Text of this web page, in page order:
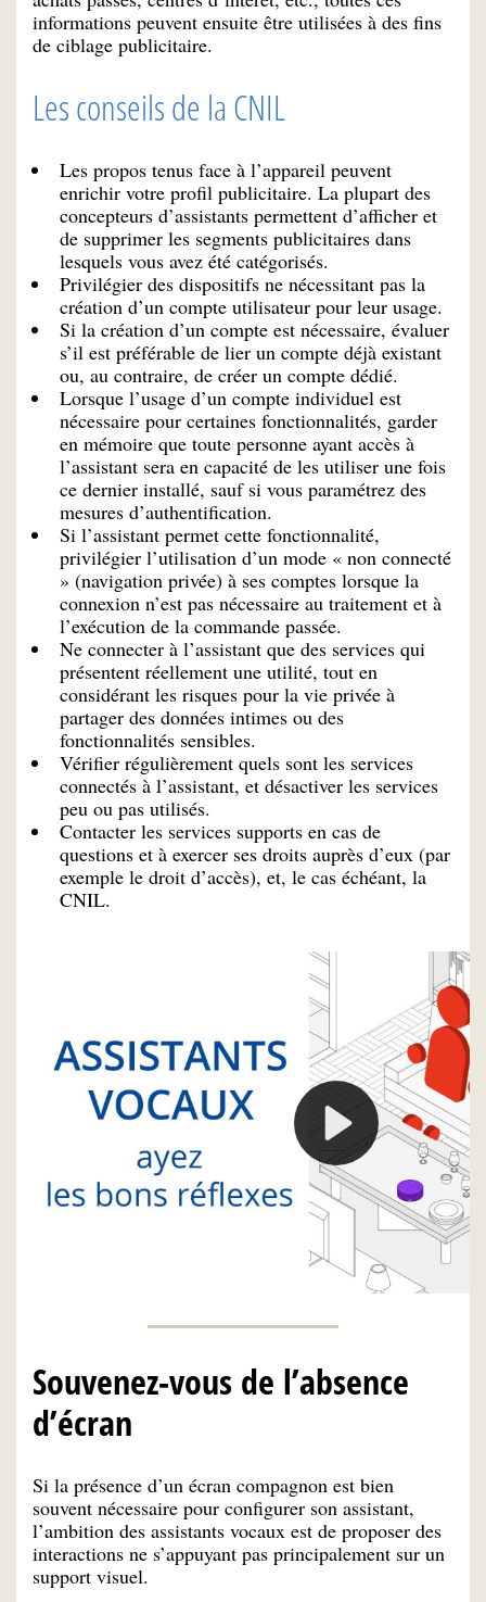
informations peuvent ensuite être utilisées à des fins
de ciblage publicitaire.
Les conseils de la CNIL
Les propos tenus face à l’appareil peuvent
enrichir votre profil publicitaire. La plupart des
concepteurs d’assistants permettent d’afficher et
de supprimer les segments publicitaires dans
lesquels vous avez été catégorisés.
Privilégier des dispositifs ne nécessitant pas la
création d’un compte utilisateur pour leur usage.
Si la création d’un compte est nécessaire, évaluer
s’il est préférable de lier un compte déjà existant
ou, au contraire, de créer un compte dédié.
Lorsque l’usage d’un compte individuel est
nécessaire pour certaines fonctionnalités, garder
en mémoire que toute personne ayant accès à
l’assistant sera en capacité de les utiliser une fois
ce dernier installé, sauf si vous paramétrez des
mesures d’authentification.
Si l’assistant permet cette fonctionnalité,
privilégier l’utilisation d’un mode « non connecté
» (navigation privée) à ses comptes lorsque la
connexion n’est pas nécessaire au traitement et à
l’exécution de la commande passée.
Ne connecter à l’assistant que des services qui
présentent réellement une utilité, tout en
considérant les risques pour la vie privée à
partager des données intimes ou des
fonctionnalités sensibles.
Vérifier régulièrement quels sont les services
connectés à l’assistant, et désactiver les services
peu ou pas utilisés.
Contacter les services supports en cas de
questions et à exercer ses droits auprès d’eux (par
exemple le droit d’accès), et, le cas échéant, la
CNIL.
Souvenez-vous de l’absence
d’écran
Si la présence d’un écran compagnon est bien
souvent nécessaire pour configurer son assistant,
l’ambition des assistants vocaux est de proposer des
interactions ne s’appuyant pas principalement sur un
support visuel.